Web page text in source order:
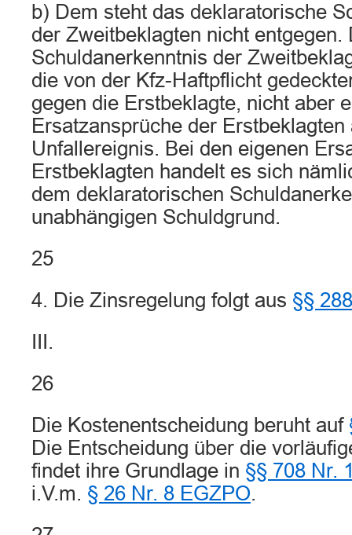
b) Dem steht das deklaratorische
der Zweitbeklagten nicht
Schuldanerkenntnis der
die von der Kfz-Haftpflicht
gegen die Erstbeklagte, nicht aber
Ersatzansprüche der Erstbeklagten
Unfallereignis. Bei den eigenen
Erstbeklagten handelt es sich
dem deklaratorischen
unabhängigen Schuldgrund.
25
4. Die Zinsregelung folgt aus §§ 288
III.
26
Die Kostenentscheidung beruht auf
Die Entscheidung über die
findet ihre Grundlage in §§ 708 Nr.
i.V.m. § 26 Nr. 8 EGZPO.